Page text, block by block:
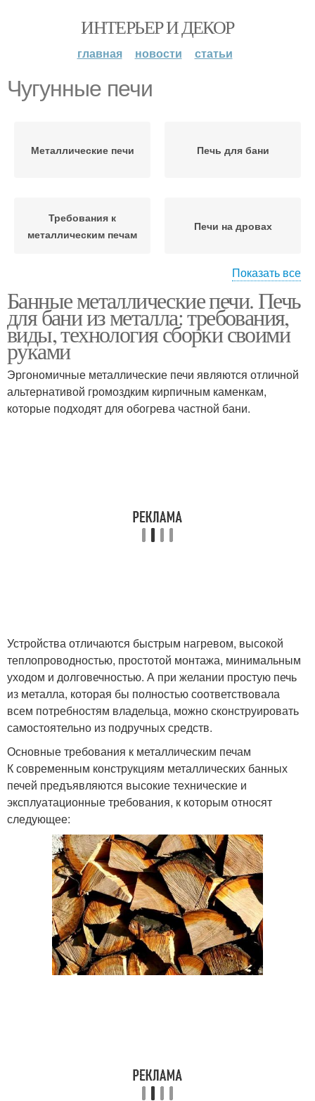
ИНТЕРЬЕР И ДЕКОР
главная новости статьи
Чугунные печи
Металлические печи Печь для бани
Требования к
металлическим печам
Печи на дровах
Банные печи Печь из металла
Самодельные печи Печи для русской бани
Показать все
Банные металлические печи. Печь
для бани из металла: требования,
виды, технология сборки своими
руками
Эргономичные металлические печи являются отличной
альтернативой громоздким кирпичным каменкам,
которые подходят для обогрева частной бани.
Устройства отличаются быстрым нагревом, высокой
теплопроводностью, простотой монтажа, минимальным
уходом и долговечностью. А при желании простую печь
из металла, которая бы полностью соответствовала
всем потребностям владельца, можно сконструировать
самостоятельно из подручных средств.
Основные требования к металлическим печам
К современным конструкциям металлических банных
печей предъявляются высокие технические и
эксплуатационные требования, к которым относят
следующее: